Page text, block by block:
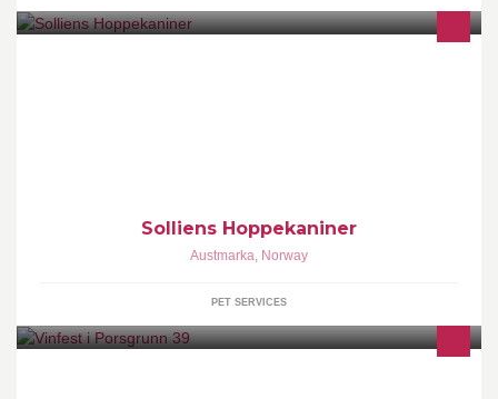
Solliens Hoppekaniner
Austmarka, Norway
PET SERVICES